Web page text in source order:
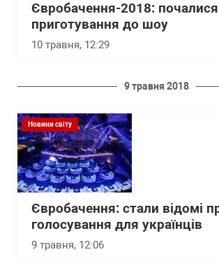
Євробачення-2018: почалися
приготування до шоу
10 травня, 12:29
9 травня 2018
Новини світу
Євробачення: стали відомі
голосування для українців
9 травня, 12:06